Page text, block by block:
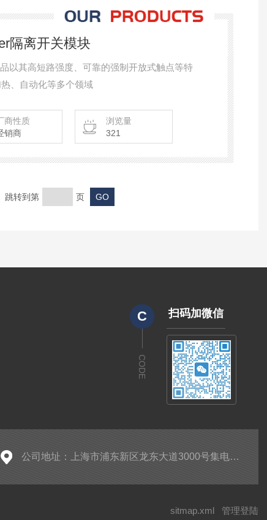
隔离开关模块
以其高短路强度、可靠的强制开放式触点等特
、自动化等多个领域
商性质
销商
浏览量
321
跳转到第 页
C
CODE
扫码加微信
公司地址：上海市浦东新区龙东大道3000号集电港一号楼A区12层1201-Z18室
sitmap.xml 管理登陆